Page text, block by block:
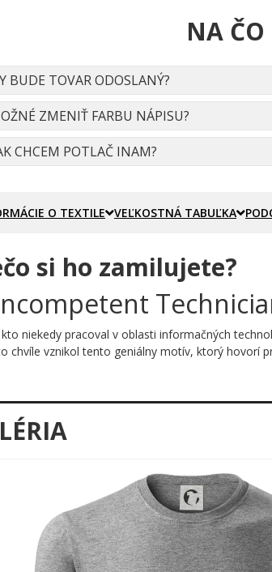
NA ČO
BUDE TOVAR ODOSLANÝ?
ZMENIŤ FARBU NÁPISU?
CHCEM POTLAČ INAM?
O TEXTILE VEĽKOSTNÁ TABUĽKA
si ho zamilujete?
kto niekedy pracoval v oblasti informačných
chvíle vznikol tento geniálny motív, ktorý hovorí
hráva na dve струны naraz. Na prvý pohľad vidíš
po prečítaní celého textu príde ten správny
urobí radosť?
🔥 Každému správcovi siete, ktorý denne rieši
💡 Programátorom a vývojárom s dobrým zmyslom
🧠 Kolegom z oddelenia podpory, ktorí vedia, o
🎯 Priateľom či rodine, ktorí hľadajú vtipný a